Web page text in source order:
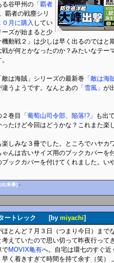
る谷甲州の 「覇者
覇者の戦塵シリ
月に購入 してい
ズが始まると少
動戦２」は少しは早く出るのではと
が何とかなったのか？みたいなテー
は海賊」シリーズの最新巻 「敵は海
うようです。なんとあの 「雪風」 が
巻目 「葡萄山司令部、陥落!?」 も出
たけど今回はどうかな？これまた楽
しみな３冊でした。ところでハヤカ
んは古いサイズ用のブックカバーを
ックカバーを付けてくれました。い
出来事] -
タートレック [by miyachi]
ほとんど７月３日（つまり今日）まで
えていたので思い切って昨夜行って
でMOVIX亀有へ。自宅は環七のすぐ
く着きすぎて時間を持て余す（笑）